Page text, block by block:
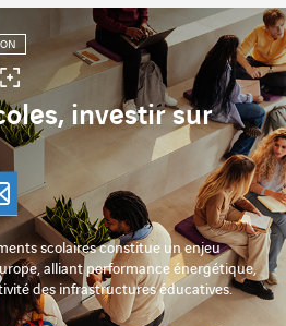
investir sur
sur Facebook
sur Twitter
sur
Partager par
scolaires constitue un enjeu
alliant performance énergétique,
des infrastructures éducatives.